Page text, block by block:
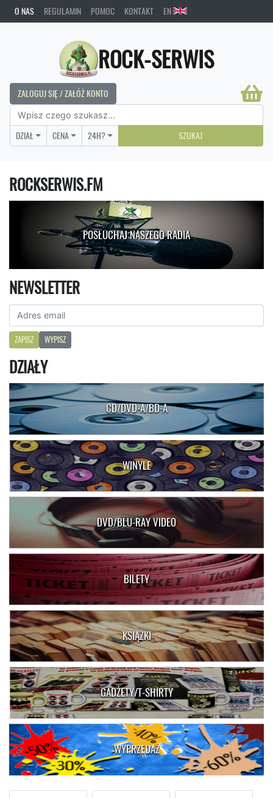
O NAS REGULAMIN POMOC KONTAKT EN
ROCK-SERWIS
ZALOGUJ SIĘ / ZAŁÓŻ KONTO
DZIAŁ CENA 24H? SZUKAJ
ROCKSERWIS.FM
POSŁUCHAJ NASZEGO RADIA
NEWSLETTER
ZAPISZ WYPISZ
DZIAŁY
CD/DVD-A/BD-A
WINYLE
DVD/BLU-RAY VIDEO
BILETY
KSIĄŻKI
GADŻETY/T-SHIRTY
WYPRZEDAŻ